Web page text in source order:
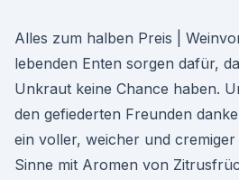
Alles zum halben Preis |
lebenden Enten sorgen dafür,
Unkraut keine Chance haben.
den gefiederten Freunden
ein voller, weicher und
Sinne mit Aromen von